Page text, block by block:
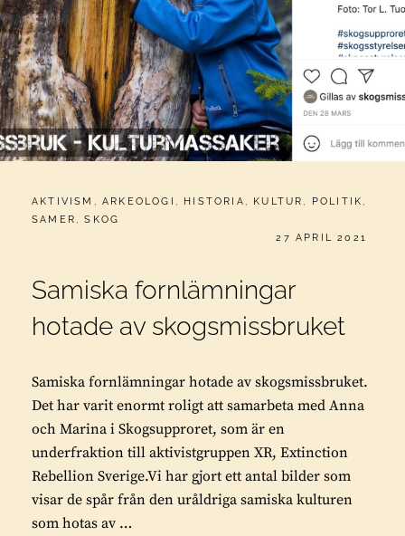
CATEGORIES:
AKTIVISM ,ARKEOLOGI , HISTORIA , KULTUR , POLITIK ,
SAMER ,SKOG
PUBLICERAT
27 APRIL 2021
Samiska fornlämningar
hotade av skogsmissbruket
Samiska fornlämningar hotade av skogsmissbruket.
Det har varit enormt roligt att samarbeta med Anna
och Marina i Skogsupproret, som är en
underfraktion till aktivistgruppen XR, Extinction
Rebellion Sverige.Vi har gjort ett antal bilder som
visar de spår från den uråldriga samiska kulturen
som hotas av …